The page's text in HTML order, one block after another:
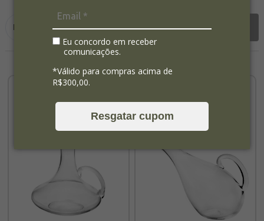
Eu concordo em receber
comunicações.
*Válido para compras acima de
R$300,00.
Resgatar cupom
Filtrar